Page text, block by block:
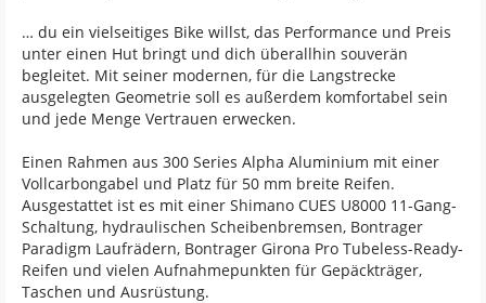
… du ein vielseitiges Bike willst, das Performance und Preis
unter einen Hut bringt und dich überallhin souverän
begleitet. Mit seiner modernen, für die Langstrecke
ausgelegten Geometrie soll es außerdem komfortabel sein
und jede Menge Vertrauen erwecken.
Einen Rahmen aus 300 Series Alpha Aluminium mit einer
Vollcarbongabel und Platz für 50 mm breite Reifen.
Ausgestattet ist es mit einer Shimano CUES U8000 11-Gang-
Schaltung, hydraulischen Scheibenbremsen, Bontrager
Paradigm Laufrädern, Bontrager Girona Pro Tubeless-Ready-
Reifen und vielen Aufnahmepunkten für Gepäckträger,
Taschen und Ausrüstung.